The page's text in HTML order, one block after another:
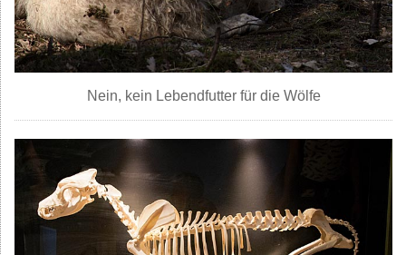
Nein, kein Lebendfutter für die Wölfe